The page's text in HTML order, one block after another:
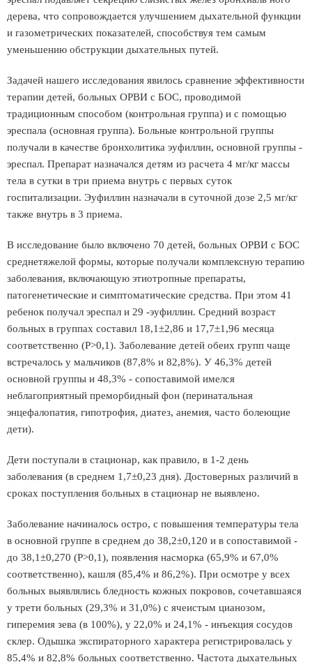
дерева, что сопровождается улучшением дыхательной функции
и газометрических показателей, способствуя тем самым
уменьшению обструкции дыхательных путей.
Задачей нашего исследования явилось сравнение эффективности
терапии детей, больных ОРВИ с БОС, проводимой
традиционным способом (контрольная группа) и с помощью
эреспала (основная группа). Больные контрольной группы
получали в качестве бронхолитика эуфиллин, основной группы -
эреспал. Препарат назначался детям из расчета 4 мг/кг массы
тела в сутки в три приема внутрь с первых суток
госпитализации. Эуфиллин назначали в суточной дозе 2,5 мг/кг
также внутрь в 3 приема.
В исследование было включено 70 детей, больных ОРВИ с БОС
среднетяжелой формы, которые получали комплексную терапию
заболевания, включающую этиотропные препараты,
патогенетические и симптоматические средства. При этом 41
ребенок получал эреспал и 29 -эуфиллин. Средний возраст
больных в группах составил 18,1±2,86 и 17,7±1,96 месяца
соответственно (Р>0,1). Заболевание детей обеих групп чаще
встречалось у мальчиков (87,8% и 82,8%). У 46,3% детей
основной группы и 48,3% - сопоставимой имелся
неблагоприятный преморбидный фон (перинатальная
энцефалопатия, гипотрофия, диатез, анемия, часто болеющие
дети).
Дети поступали в стационар, как правило, в 1-2 день
заболевания (в среднем 1,7±0,23 дня). Достоверных различий в
сроках поступления больных в стационар не выявлено.
Заболевание начиналось остро, с повышения температуры тела
в основной группе в среднем до 38,2±0,120 и в сопоставимой -
до 38,1±0,270 (Р>0,1), появления насморка (65,9% и 67,0%
соответственно), кашля (85,4% и 86,2%). При осмотре у всех
больных выявлялись бледность кожных покровов, сочетавшаяся
у трети больных (29,3% и 31,0%) с ячеистым цианозом,
гиперемия зева (в 100%), у 22,0% и 24,1% - инъекция сосудов
склер. Одышка экспираторного характера регистрировалась у
85,4% и 82,8% больных соответственно. Частота дыхательных